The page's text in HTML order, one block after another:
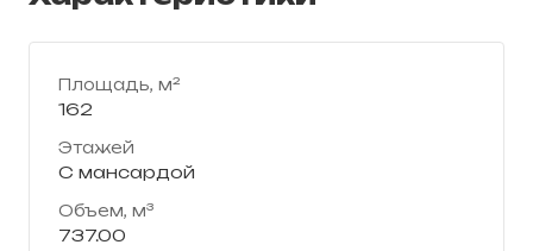
Площадь, м²
162
Этажей
С мансардой
Объем, м³
737.00